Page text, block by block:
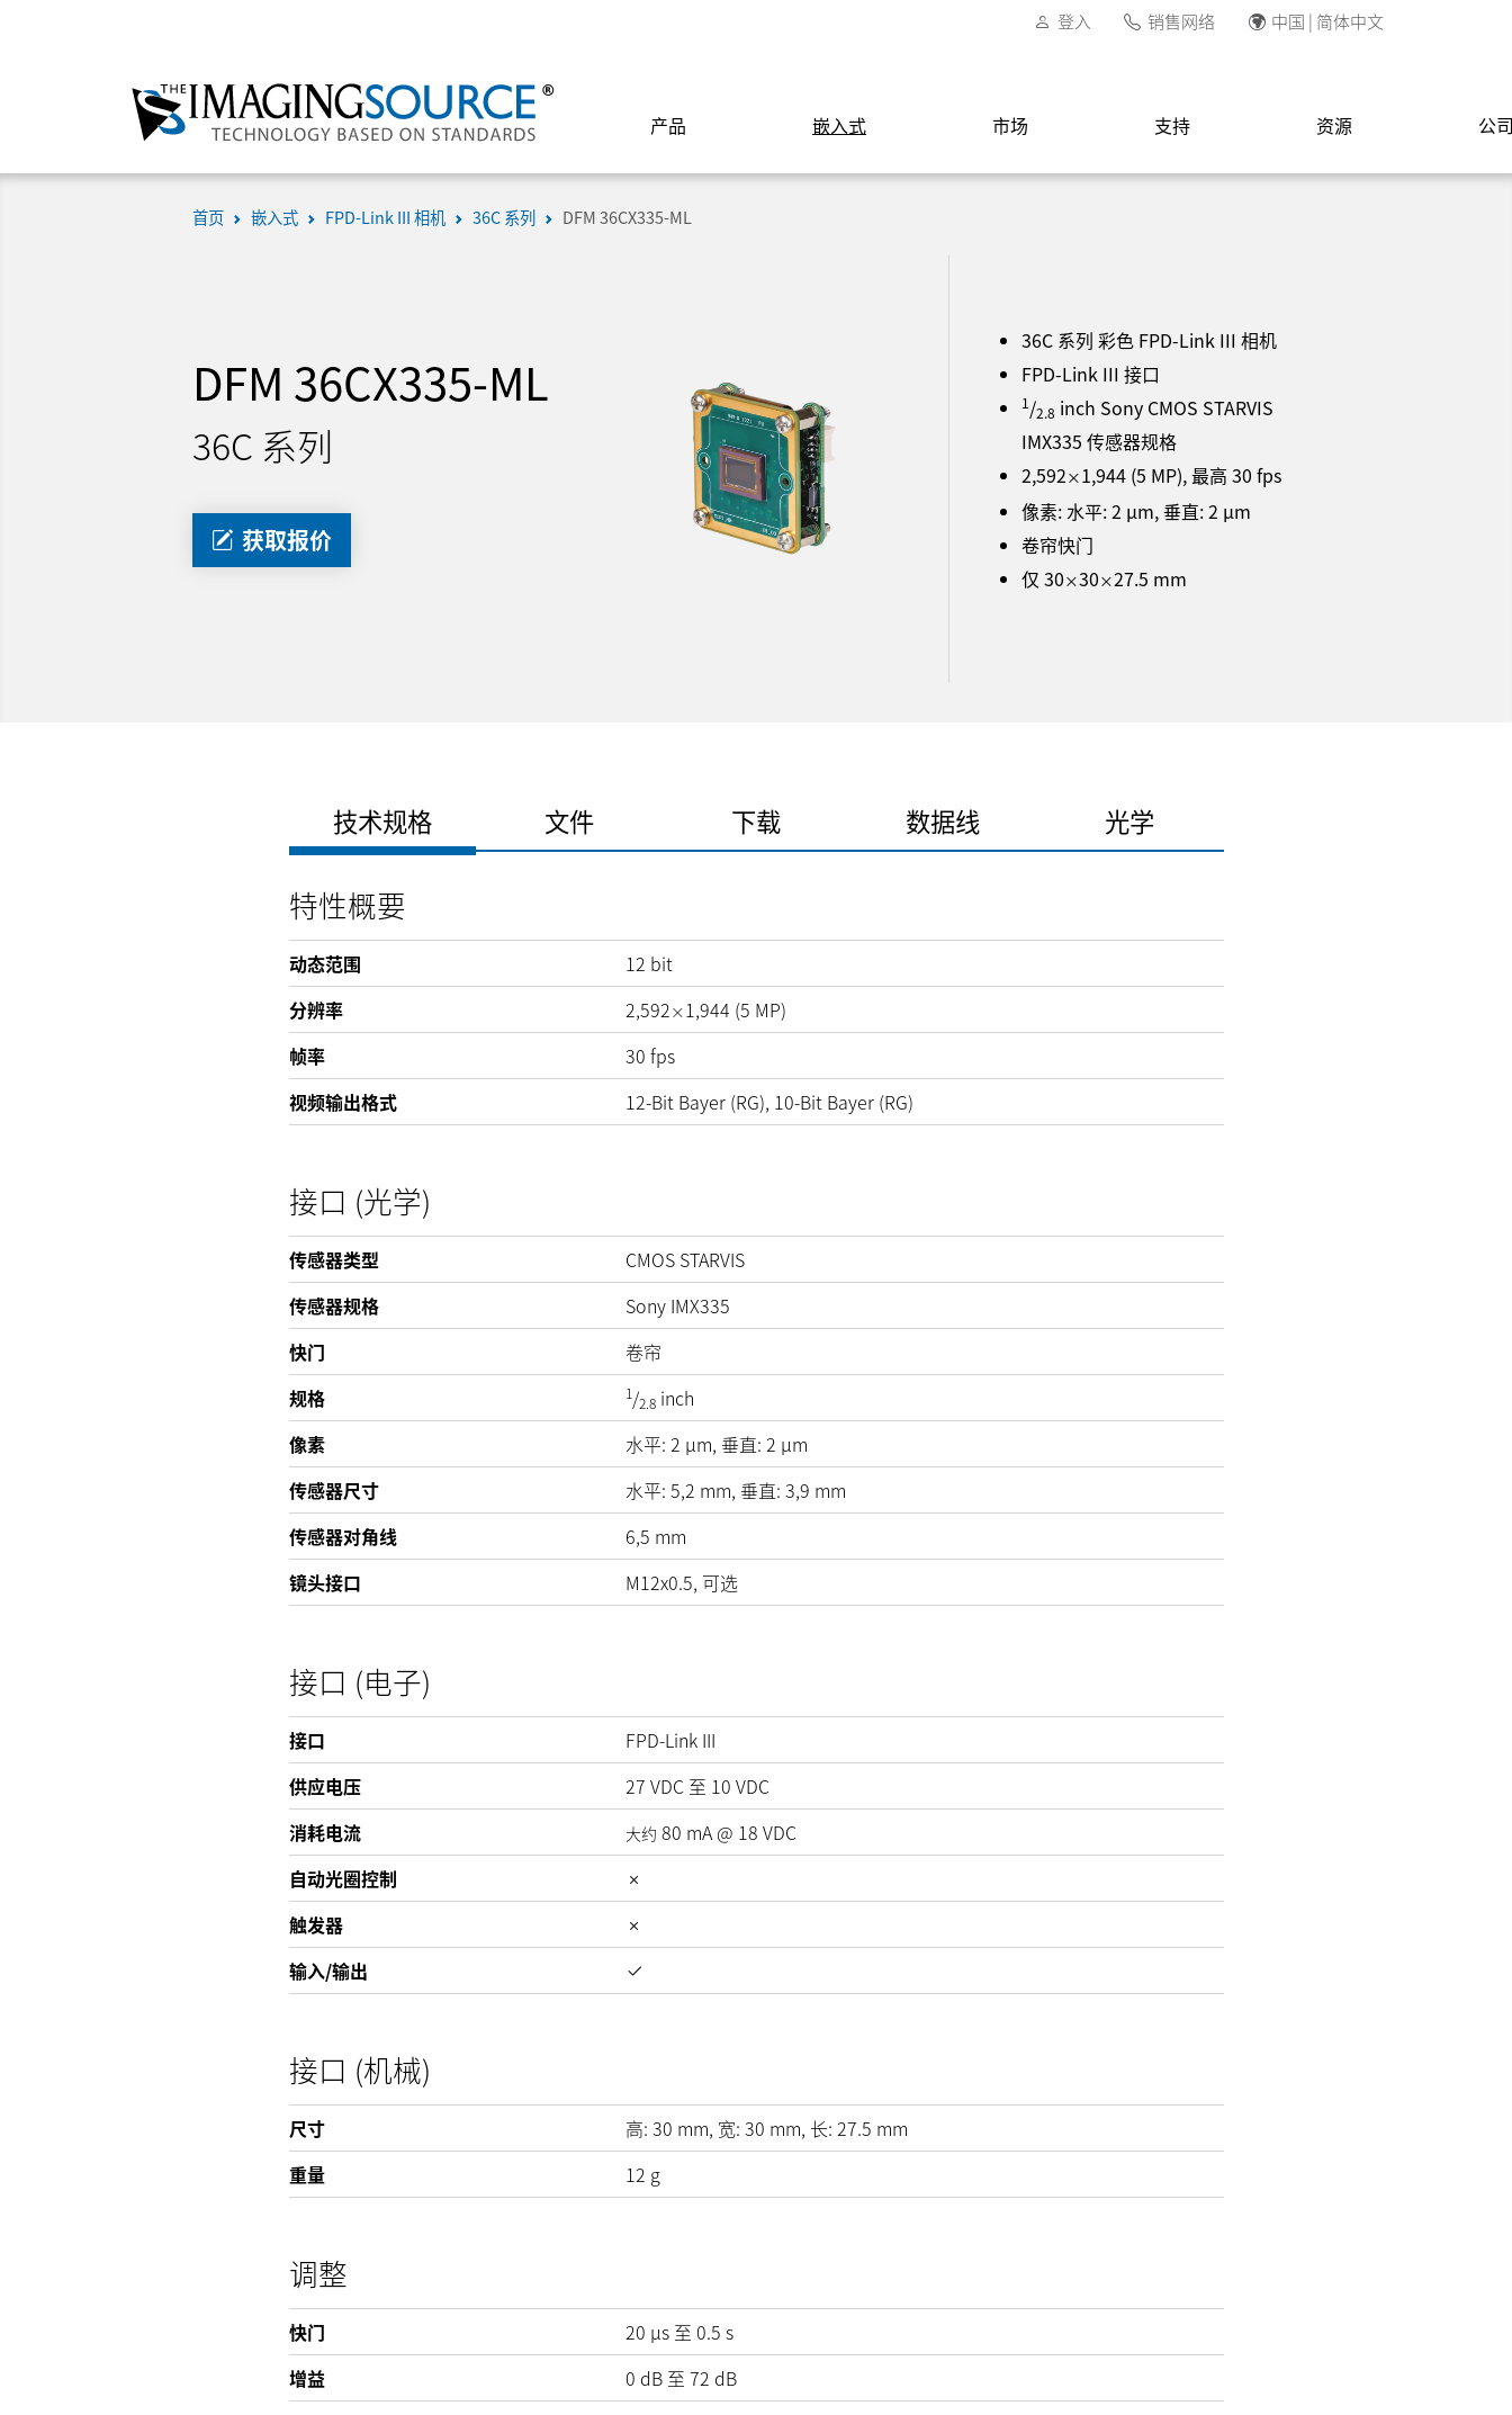
登入 销售网络 中国 | 简体中文
产品 嵌入式 市场 支持 资源 公
首页 嵌入式 FPD-Link III 相机 36C 系列 DFM 36CX335-ML
DFM 36CX335-ML
36C 系列
获取报价
36C 系列 彩色 FPD-Link III 相机
FPD-Link III 接口
1/2.8 inch Sony CMOS STARVIS
IMX335 传感器规格
2,592×1,944 (5 MP), 最高 30 fps
像素: 水平:2 µm, 垂直:2 µm
卷帘快门
仅 30×30×27.5 mm
技术规格 文件 下载 数据线 光学
特性概要
动态范围 12 bit
分辨率
2,592×1,944 (5 MP)
帧率
30 fps
视频输出格式
12-Bit Bayer (RG), 10-Bit Bayer (RG)
接口 (光学)
传感器类型
CMOS STARVIS
传感器规格
Sony IMX335
快门
卷帘
规格
1/2.8inch
像素
水平: 2 µm, 垂直: 2 µm
传感器尺寸
水平: 5,2 mm, 垂直: 3,9 mm
传感器对角线
6,5 mm
镜头接口
M12x0.5, 可选
接口 (电子)
接口
FPD-Link III
供应电压
27 VDC至 10 VDC
消耗电流
大约 80 mA@ 18 VDC
自动光圈控制
触发器
输入/输出
接口 (机械)
尺寸 高: 30 mm, 宽: 30 mm, 长: 27.5 mm
重量
12 g
调整
快门
20 µs 至 0.5 s
增益
0 dB至 72 dB